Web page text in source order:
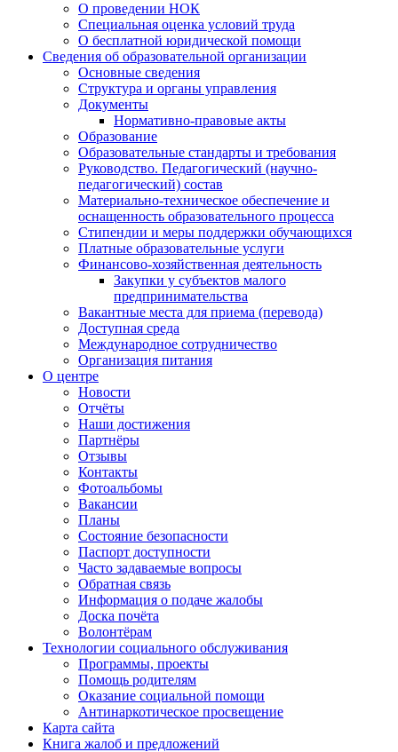
О проведении НОК
Специальная оценка условий труда
О бесплатной юридической помощи
Сведения об образовательной организации
Основные сведения
Структура и органы управления
Документы
Нормативно-правовые акты
Образование
Образовательные стандарты и требования
Руководство. Педагогический (научно-
педагогический) состав
Материально-техническое обеспечение и
оснащенность образовательного процесса
Стипендии и меры поддержки обучающихся
Платные образовательные услуги
Финансово-хозяйственная деятельность
Закупки у субъектов малого
предпринимательства
Вакантные места для приема (перевода)
Доступная среда
Международное сотрудничество
Организация питания
О центре
Новости
Отчёты
Наши достижения
Партнёры
Отзывы
Контакты
Фотоальбомы
Вакансии
Планы
Состояние безопасности
Паспорт доступности
Часто задаваемые вопросы
Обратная связь
Информация о подаче жалобы
Доска почёта
Волонтёрам
Технологии социального обслуживания
Программы, проекты
Помощь родителям
Оказание социальной помощи
Антинаркотическое просвещение
Карта сайта
Книга жалоб и предложений